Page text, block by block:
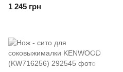
1 245 грн